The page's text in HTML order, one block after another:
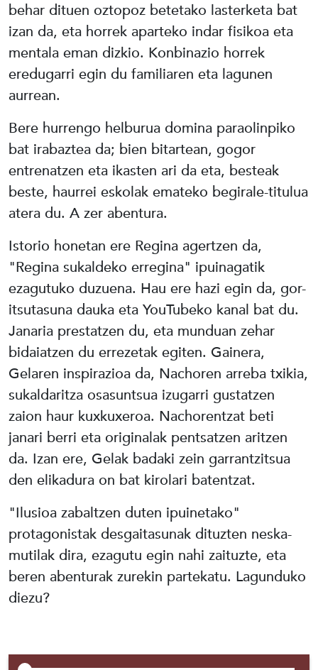
behar dituen oztopoz betetako lasterketa bat
izan da, eta horrek aparteko indar fisikoa eta
mentala eman dizkio. Konbinazio horrek
eredugarri egin du familiaren eta lagunen
aurrean.
Bere hurrengo helburua domina paraolinpiko
bat irabaztea da; bien bitartean, gogor
entrenatzen eta ikasten ari da eta, besteak
beste, haurrei eskolak emateko begirale-titulua
atera du. A zer abentura.
Istorio honetan ere Regina agertzen da,
"Regina sukaldeko erregina" ipuinagatik
ezagutuko duzuena. Hau ere hazi egin da, gor-
itsutasuna dauka eta YouTubeko kanal bat du.
Janaria prestatzen du, eta munduan zehar
bidaiatzen du errezetak egiten. Gainera,
Gelaren inspirazioa da, Nachoren arreba txikia,
sukaldaritza osasuntsua izugarri gustatzen
zaion haur kuxkuxeroa. Nachorentzat beti
janari berri eta originalak pentsatzen aritzen
da. Izan ere, Gelak badaki zein garrantzitsua
den elikadura on bat kirolari batentzat.
"Ilusioa zabaltzen duten ipuinetako"
protagonistak desgaitasunak dituzten neska-
mutilak dira, ezagutu egin nahi zaituzte, eta
beren abenturak zurekin partekatu. Lagunduko
diezu?